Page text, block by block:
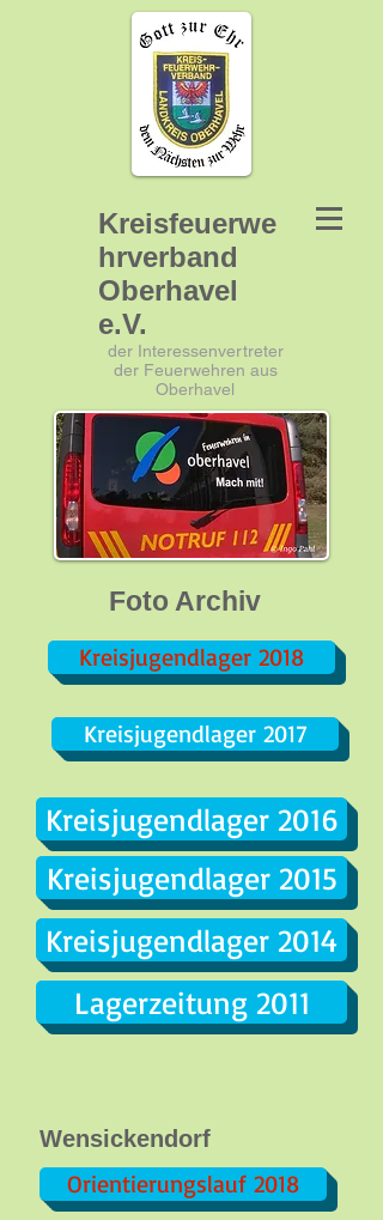
Kreisfeuerwe
hrverband
Oberhavel
e.V.
der Interessenvertreter
der Feuerwehren aus
Oberhavel
Foto Archiv
Kreisjugendlager 2018
Kreisjugendlager 2017
Kreisjugendlager 2016
Kreisjugendlager 2015
Kreisjugendlager 2014
Lagerzeitung 2011
Wensickendorf
Orientierungslauf 2018